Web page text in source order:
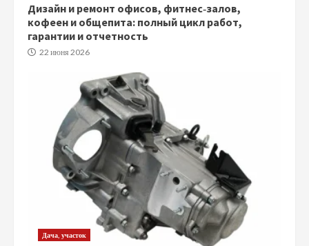
Дизайн и ремонт офисов, фитнес‑залов,
кофеен и общепита: полный цикл работ,
гарантии и отчетность
22 июня 2026
Дача, участок